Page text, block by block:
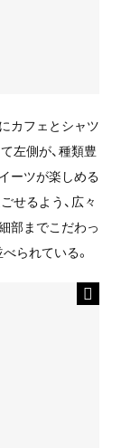
カフェとシャツ
左側が、種類豊
ーツが楽しめる
せるよう、広々
部までこだわっ
られている。